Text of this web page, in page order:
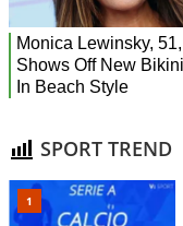
SPORT TREND